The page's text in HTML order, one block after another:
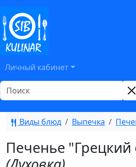
Личный кабинет
Виды блюд Выпечка
Печенье "Грецкий